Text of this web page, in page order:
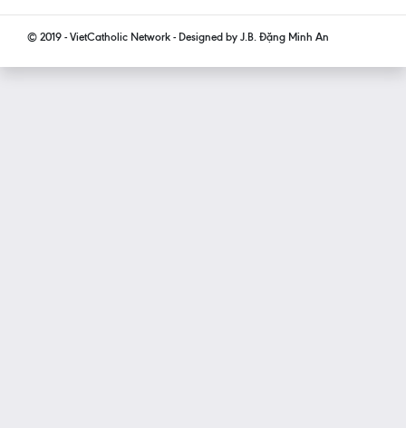
© 2019 - VietCatholic Network - Designed by J.B. Đặng Minh An